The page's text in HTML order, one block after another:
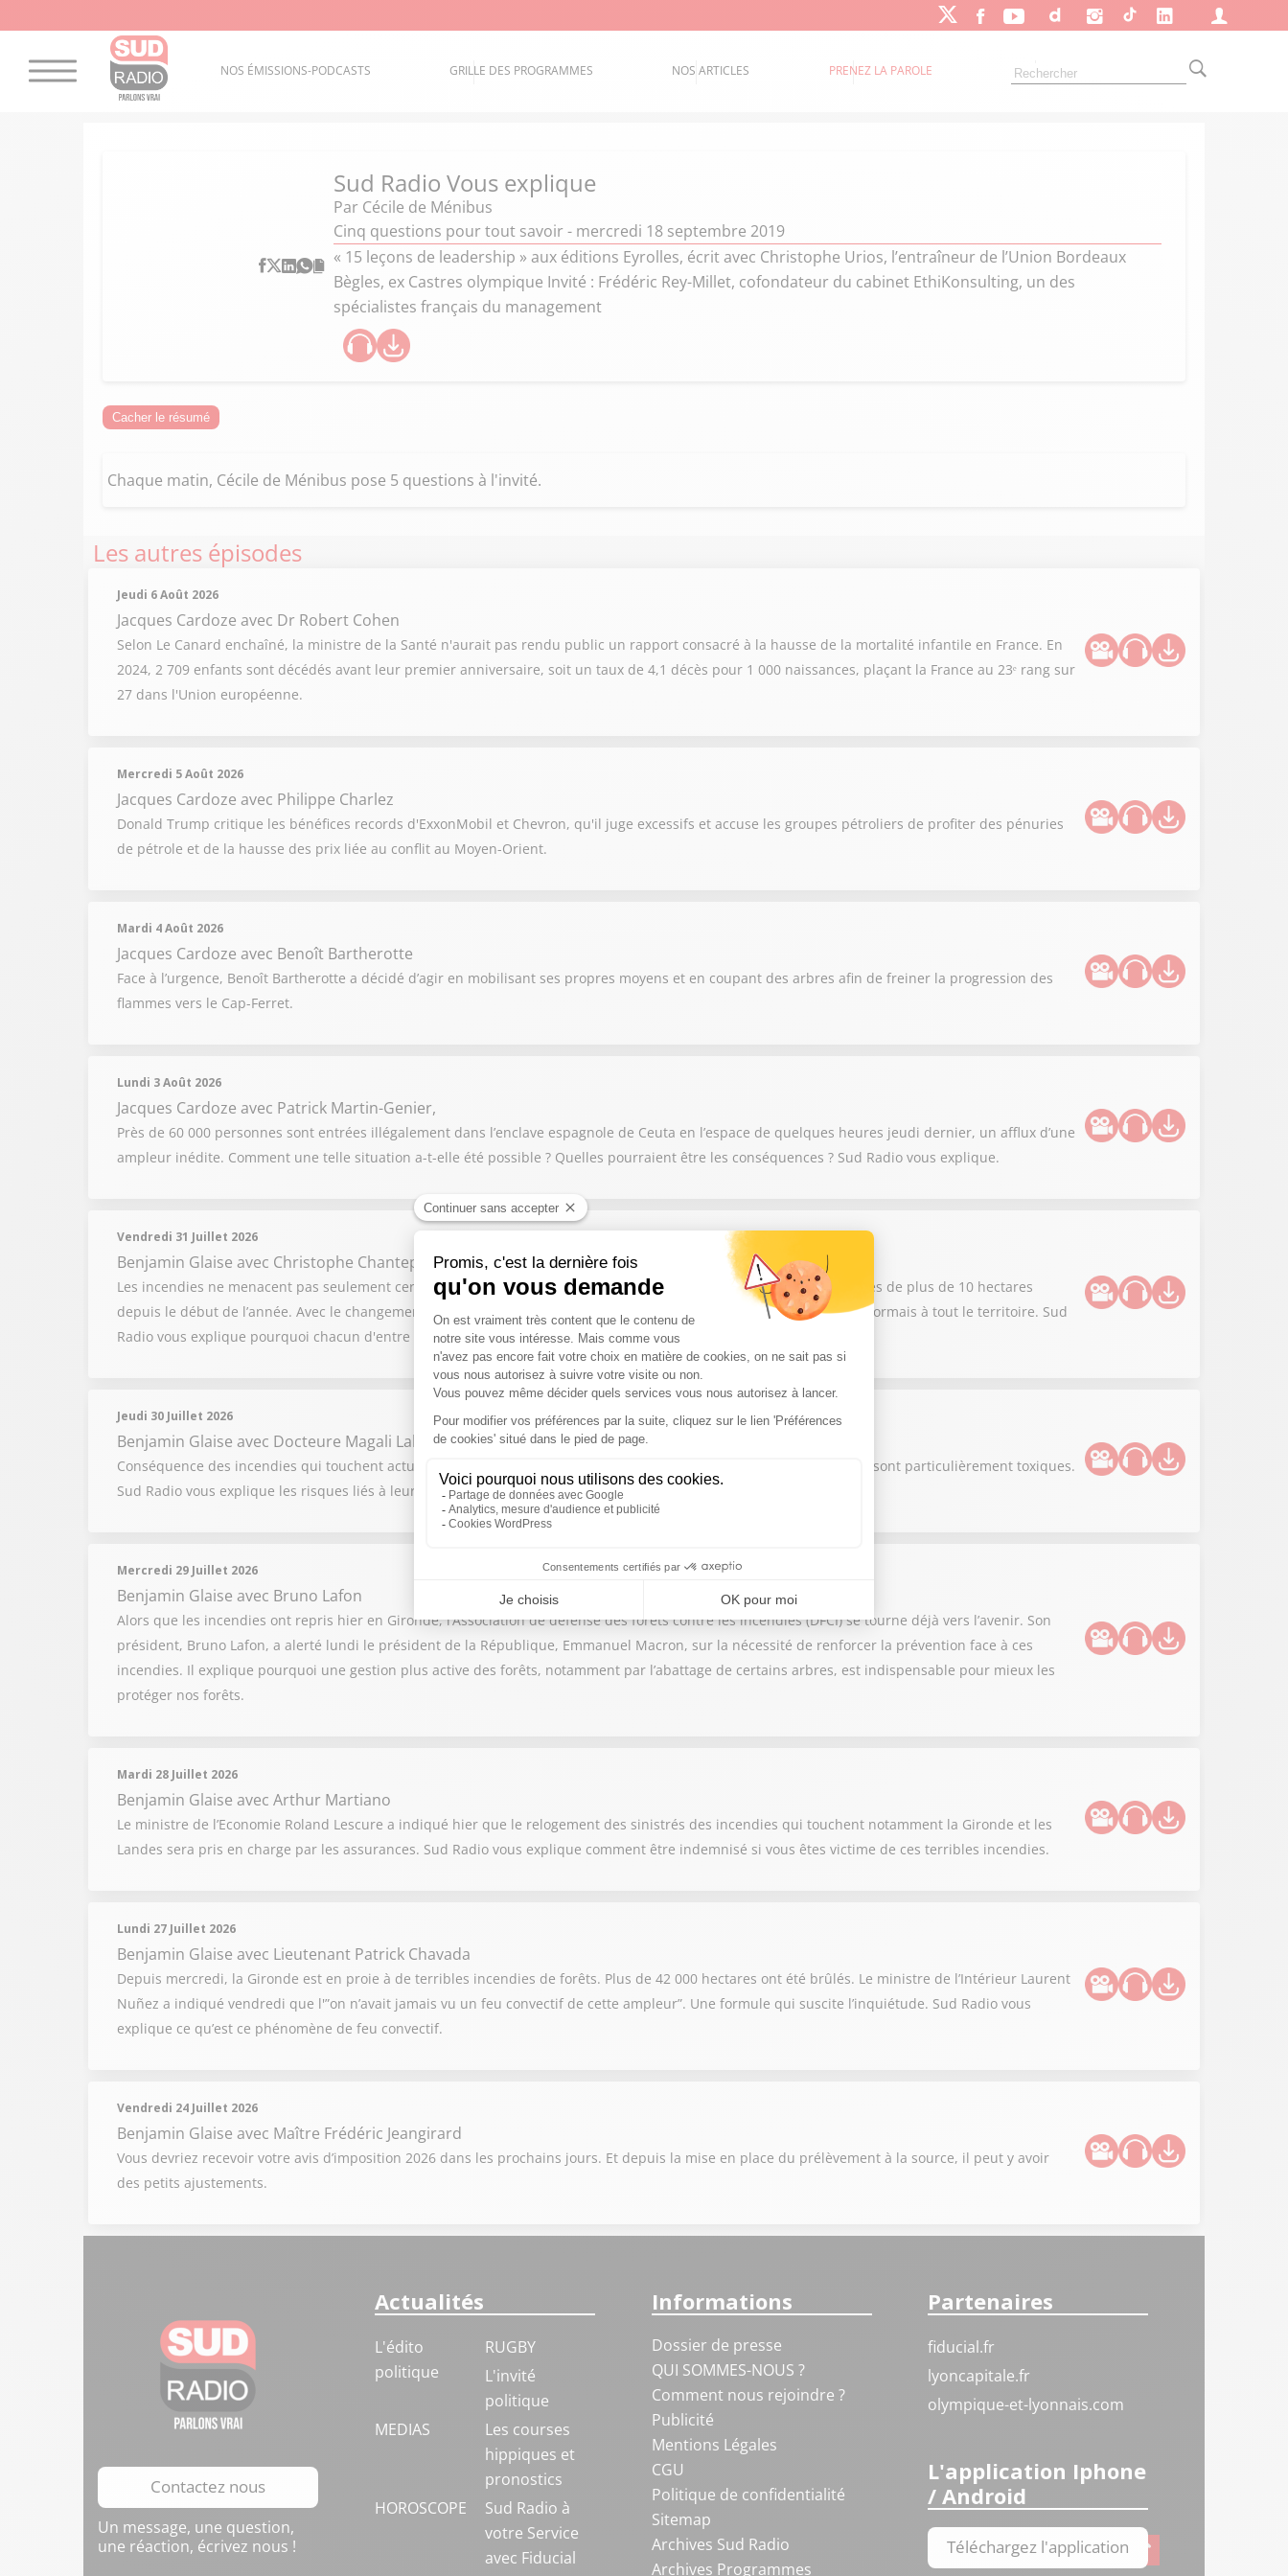
NOS ÉMISSIONS-PODCASTS GRILLE DES PROGRAMMES NOS ARTICLES PRENEZ LA PAROLE
Sud Radio Vous explique
Par Cécile de Ménibus
Cinq questions pour tout savoir - mercredi 18 septembre 2019
« 15 leçons de leadership » aux éditions Eyrolles, écrit avec Christophe Urios, l’entraîneur de l’Union Bordeaux
Bègles, ex Castres olympique Invité : Frédéric Rey-Millet, cofondateur du cabinet EthiKonsulting, un des
spécialistes français du management
Cacher le résumé
Chaque matin, Cécile de Ménibus pose 5 questions à l'invité.
Les autres épisodes
Jeudi 6 Août 2026
Jacques Cardoze avec Dr Robert Cohen
Selon Le Canard enchaîné, la ministre de la Santé n'aurait pas rendu public un rapport consacré à la hausse de la mortalité infantile en France. En
2024, 2 709 enfants sont décédés avant leur premier anniversaire, soit un taux de 4,1 décès pour 1 000 naissances, plaçant la France au 23ᵉ rang sur
27 dans l'Union européenne.
Mercredi 5 Août 2026
Jacques Cardoze avec Philippe Charlez
Donald Trump critique les bénéfices records d'ExxonMobil et Chevron, qu'il juge excessifs et accuse les groupes pétroliers de profiter des pénuries
de pétrole et de la hausse des prix liée au conflit au Moyen-Orient.
Mardi 4 Août 2026
Jacques Cardoze avec Benoît Bartherotte
Face à l’urgence, Benoît Bartherotte a décidé d’agir en mobilisant ses propres moyens et en coupant des arbres afin de freiner la progression des
flammes vers le Cap-Ferret.
Lundi 3 Août 2026
Jacques Cardoze avec Patrick Martin-Genier,
Près de 60 000 personnes sont entrées illégalement dans l’enclave espagnole de Ceuta en l’espace de quelques heures jeudi dernier, un afflux d’une
ampleur inédite. Comment une telle situation a-t-elle été possible ? Quelles pourraient être les conséquences ? Sud Radio vous explique.
Vendredi 31 Juillet 2026
Benjamin Glaise avec Christophe Chantepy
Les incendies ne menacent pas seulement certaines régions. Plus de 80 départements ont été touchés à des incendies de plus de 10 hectares
depuis le début de l’année. Avec le changement climatique, la sécheresse et les fortes chaleurs, le risque s'étend désormais à tout le territoire. Sud
Radio vous explique pourquoi chacun d'entre nous est concerné.
Jeudi 30 Juillet 2026
Benjamin Glaise avec Docteure Magali Labadie
Conséquence des incendies qui touchent actuellement la Gironde, le Var ou encore les Landes, les fumées dégagées sont particulièrement toxiques.
Sud Radio vous explique les risques liés à leur inhalation, mais aussi les gestes à adopter pour vous protéger.
Mercredi 29 Juillet 2026
Benjamin Glaise avec Bruno Lafon
Alors que les incendies ont repris hier en Gironde, l’Association de défense des forêts contre les incendies (DFCI) se tourne déjà vers l’avenir. Son
président, Bruno Lafon, a alerté lundi le président de la République, Emmanuel Macron, sur la nécessité de renforcer la prévention face à ces
incendies. Il explique pourquoi une gestion plus active des forêts, notamment par l’abattage de certains arbres, est indispensable pour mieux les
protéger nos forêts.
Mardi 28 Juillet 2026
Benjamin Glaise avec Arthur Martiano
Le ministre de l’Economie Roland Lescure a indiqué hier que le relogement des sinistrés des incendies qui touchent notamment la Gironde et les
Landes sera pris en charge par les assurances. Sud Radio vous explique comment être indemnisé si vous êtes victime de ces terribles incendies.
Lundi 27 Juillet 2026
Benjamin Glaise avec Lieutenant Patrick Chavada
Depuis mercredi, la Gironde est en proie à de terribles incendies de forêts. Plus de 42 000 hectares ont été brûlés. Le ministre de l’Intérieur Laurent
Nuñez a indiqué vendredi que l'”on n’avait jamais vu un feu convectif de cette ampleur”. Une formule qui suscite l’inquiétude. Sud Radio vous
explique ce qu’est ce phénomène de feu convectif.
Vendredi 24 Juillet 2026
Benjamin Glaise avec Maître Frédéric Jeangirard
Vous devriez recevoir votre avis d’imposition 2026 dans les prochains jours. Et depuis la mise en place du prélèvement à la source, il peut y avoir
des petits ajustements.
Contactez nous
Un message, une question,
une réaction, écrivez nous !
Actualités
L'édito
politique
RUGBY
L'invité
politique
MEDIAS
Les courses
hippiques et
pronostics
HOROSCOPE
Sud Radio à
votre Service
avec Fiducial
Informations
Dossier de presse
QUI SOMMES-NOUS ?
Comment nous rejoindre ?
Publicité
Mentions Légales
CGU
Politique de confidentialité
Sitemap
Archives Sud Radio
Archives Programmes
Partenaires
fiducial.fr
lyoncapitale.fr
olympique-et-lyonnais.com
L'application Iphone
/ Android
Téléchargez l'application